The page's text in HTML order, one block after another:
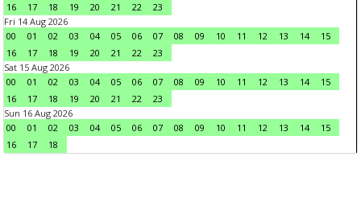
16
17 18 19 20 21 22
23
Fri 14 Aug 2026
00
01 02 03 04 05 06 07 08 09 10 11 12 13 14
15
16
17 18 19 20 21 22
23
Sat 15 Aug 2026
00
01 02 03 04 05 06 07 08 09 10 11 12 13 14
15
16
17 18 19 20 21 22
23
Sun 16 Aug 2026
00
01 02 03 04 05 06 07 08 09 10 11 12 13 14
15
16
17 18